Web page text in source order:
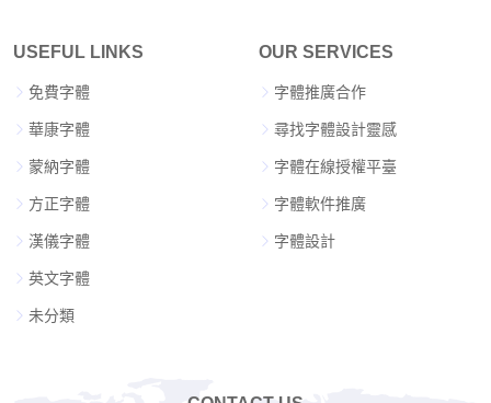
USEFUL LINKS
免費字體
華康字體
蒙納字體
方正字體
漢儀字體
英文字體
未分類
OUR SERVICES
字體推廣合作
尋找字體設計靈感
字體在線授權平臺
字體軟件推廣
字體設計